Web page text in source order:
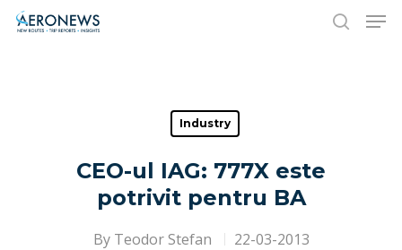
Hit enter to search or ESC to close
Industry
CEO-ul IAG: 777X este
potrivit pentru BA
By Teodor Stefan 22-03-2013